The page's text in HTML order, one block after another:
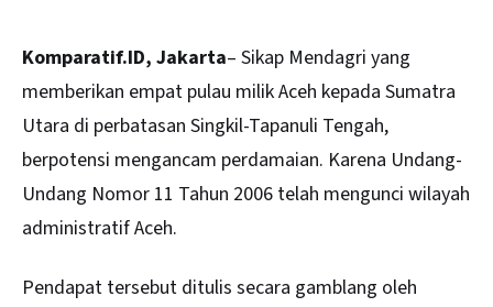
Komparatif.ID, Jakarta– Sikap Mendagri yang
memberikan empat pulau milik Aceh kepada Sumatra
Utara di perbatasan Singkil-Tapanuli Tengah,
berpotensi mengancam perdamaian. Karena Undang-
Undang Nomor 11 Tahun 2006 telah mengunci wilayah
administratif Aceh.
Pendapat tersebut ditulis secara gamblang oleh